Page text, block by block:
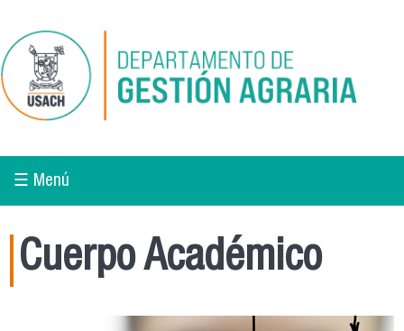
☰ Menú
Cuerpo Académico